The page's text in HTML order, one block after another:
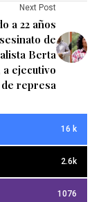
Next Post
a 22 años
de
Berta
a ejecutivo
de represa
16 k
2.6k
1076